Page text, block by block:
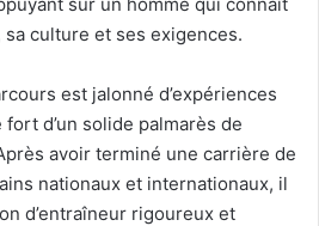
culture et ses exigences.
est jalonné d’expériences
d’un solide palmarès de
avoir terminé une carrière de
nationaux et internationaux, il
d’entraîneur rigoureux et